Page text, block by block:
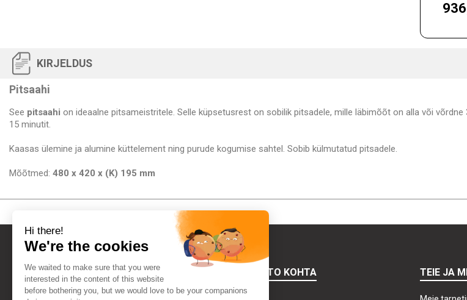
KIRJELDUS
Pitsaahi
See pitsaahi on ideaalne pitsameistritele. Selle küpsetusrest on sobilik pitsadele, mille läbimõõt on alla või võrdne
15 minutit.
Kaasas ülemine ja alumine küttelement ning purude kogumise sahtel. Sobib külmutatud pitsadele.
Mõõtmed: 480 x 420 x (K) 195 mm
FOURNIRESTO KOHTA TEIE JA